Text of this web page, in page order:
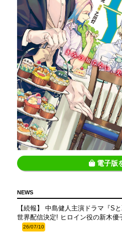
電子版
NEWS
【続報】 中島健人主演ドラマ『S
世界配信決定! ヒロイン役の新木優
26/07/10